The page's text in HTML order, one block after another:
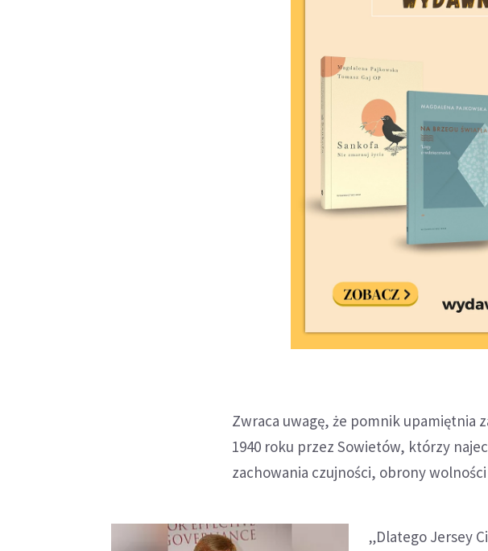
Zwraca uwagę, że pomnik upamiętnia
1940 roku przez Sowietów, którzy
zachowania czujności, obrony
„Dlatego Jersey